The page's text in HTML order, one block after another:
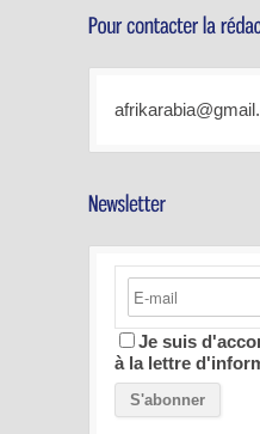
Je suis
à la lettre